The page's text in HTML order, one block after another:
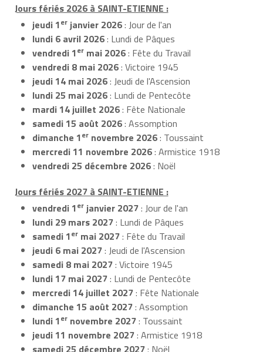
Jours fériés 2026 à SAINT-ETIENNE :
jeudi 1er janvier 2026: Jour de l'an
lundi 6 avril 2026: Lundi de Pâques
vendredi 1er mai 2026: Fête du Travail
vendredi 8 mai 2026: Victoire 1945
jeudi 14 mai 2026: Jeudi de l'Ascension
lundi 25 mai 2026: Lundi de Pentecôte
mardi 14 juillet 2026: Fête Nationale
samedi 15 août 2026: Assomption
dimanche 1er novembre 2026: Toussaint
mercredi 11 novembre 2026: Armistice 1918
vendredi 25 décembre 2026: Noël
Jours fériés 2027 à SAINT-ETIENNE :
vendredi 1er janvier 2027: Jour de l'an
lundi 29 mars 2027: Lundi de Pâques
samedi 1er mai 2027: Fête du Travail
jeudi 6 mai 2027: Jeudi de l'Ascension
samedi 8 mai 2027: Victoire 1945
lundi 17 mai 2027: Lundi de Pentecôte
mercredi 14 juillet 2027: Fête Nationale
dimanche 15 août 2027: Assomption
lundi 1er novembre 2027: Toussaint
jeudi 11 novembre 2027: Armistice 1918